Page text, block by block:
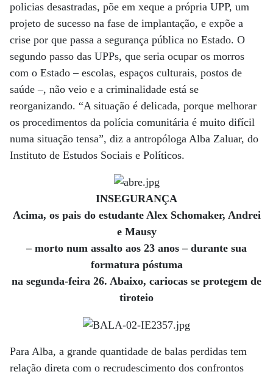
policias desastradas, põe em xeque a própria UPP, um
projeto de sucesso na fase de implantação, e expõe a
crise por que passa a segurança pública no Estado. O
segundo passo das UPPs, que seria ocupar os morros
com o Estado – escolas, espaços culturais, postos de
saúde –, não veio e a criminalidade está se
reorganizando. “A situação é delicada, porque melhorar
os procedimentos da polícia comunitária é muito difícil
numa situação tensa”, diz a antropóloga Alba Zaluar, do
Instituto de Estudos Sociais e Políticos.
INSEGURANÇA
Acima, os pais do estudante Alex Schomaker, Andrei
e Mausy
– morto num assalto aos 23 anos – durante sua
formatura póstuma
na segunda-feira 26. Abaixo, cariocas se protegem de
tiroteio
Para Alba, a grande quantidade de balas perdidas tem
relação direta com o recrudescimento dos confrontos